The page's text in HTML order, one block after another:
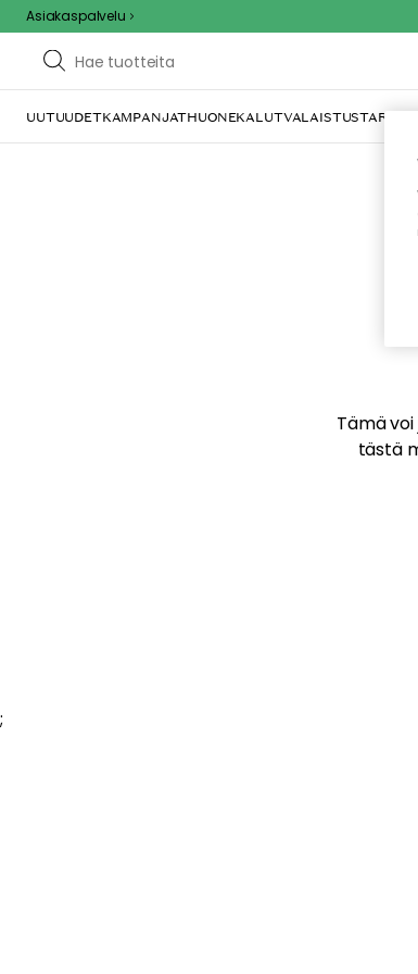
Asiakaspalvelu
UUTUUDETKAMPANJATHUONEKALUTVALAISTUS
Tämä
tästä
;